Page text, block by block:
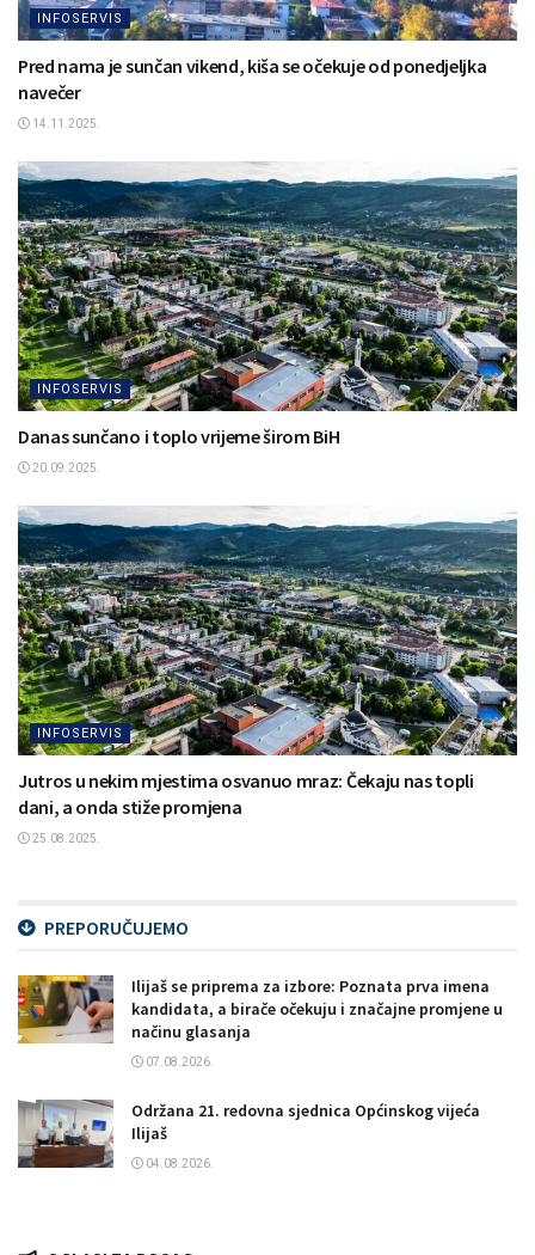
INFOSERVIS
Pred nama je sunčan vikend, kiša se očekuje od ponedjeljka
navečer
14.11.2025.
INFOSERVIS
Danas sunčano i toplo vrijeme širom BiH
20.09.2025.
INFOSERVIS
Jutros u nekim mjestima osvanuo mraz: Čekaju nas topli
dani, a onda stiže promjena
25.08.2025.
PREPORUČUJEMO
Ilijaš se priprema za izbore: Poznata prva imena
kandidata, a birače očekuju i značajne promjene u
načinu glasanja
07.08.2026.
Održana 21. redovna sjednica Općinskog vijeća
Ilijaš
04.08.2026.